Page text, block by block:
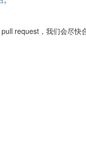
request，我们会尽快